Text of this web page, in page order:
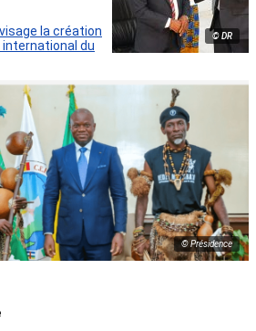
© DR
la création
international du
© Présidence